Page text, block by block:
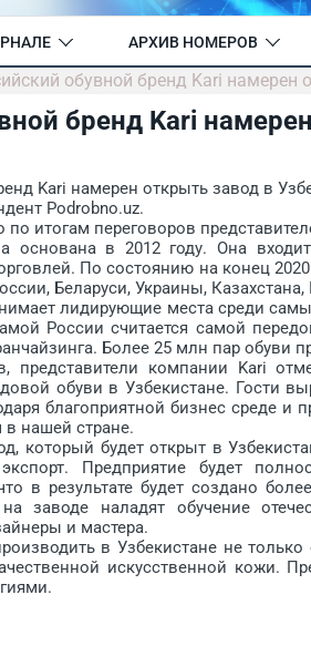
АРХИВ НОМЕРОВ
обувной бренд Kari намерен
бренд Kari
Kari намерен открыть завод в
Podrobno.uz.
итогам переговоров
в 2012 году. Она входит
По состоянию на конец
Беларуси, Украины,
лидирующие места среди
России считается самой
Более 25 млн пар обуви
компании Kari
обуви в Узбекистане. Гости
благоприятной бизнес среде
нашей стране.
который будет открыт в
Предприятие будет
в результате будет создано
заводе наладят обучение
и мастера.
в Узбекистане не только
искусственной кожи.